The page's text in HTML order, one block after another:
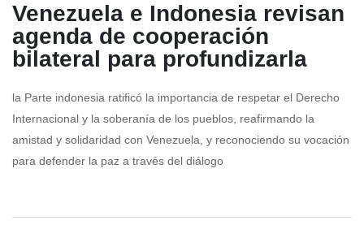
Venezuela e Indonesia revisan
agenda de cooperación
bilateral para profundizarla
la Parte indonesia ratificó la importancia de respetar el Derecho
Internacional y la soberanía de los pueblos, reafirmando la
amistad y solidaridad con Venezuela, y reconociendo su vocación
para defender la paz a través del diálogo